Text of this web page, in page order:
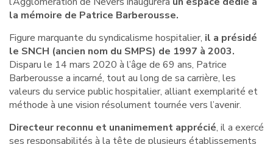
la mémoire de Patrice Barberousse.
Figure marquante du syndicalisme hospitalier, il a présidé
le SNCH (ancien nom du SMPS) de 1997 à 2003.
Disparu le 14 mars 2020 à l’âge de 69 ans, Patrice
Barberousse a incarné, tout au long de sa carrière, les
valeurs du service public hospitalier, alliant exemplarité et
méthode à une vision résolument tournée vers l’avenir.
Directeur reconnu et unanimement apprécié, il a exercé
ses responsabilités à la tête de plusieurs établissements